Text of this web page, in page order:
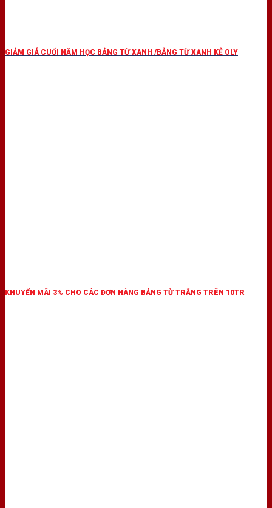
GIẢM GIÁ CUỐI NĂM HỌC BẢNG TỪ XANH /BẢNG TỪ XANH KẺ OLY
KHUYẾN MÃI 3% CHO CÁC ĐƠN HÀNG BẢNG TỪ TRẮNG TRÊN 10TR